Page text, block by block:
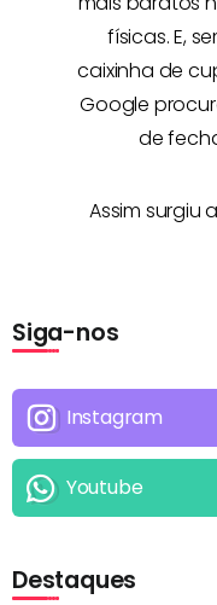
físicas. E,
caixinha de
Google
de
Assim surgiu a
Siga-nos
Instagram
Youtube
Destaques